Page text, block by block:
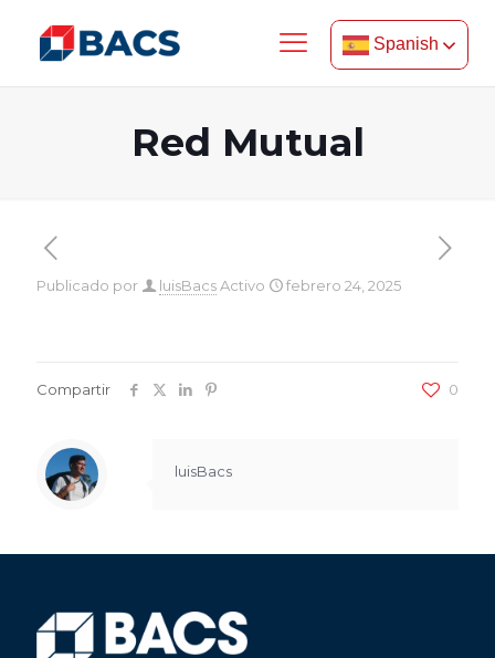
Spanish
Red Mutual
Publicado por luisBacsActivo febrero 24, 2025
Compartir 0
luisBacs